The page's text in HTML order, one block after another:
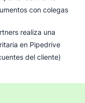
con colegas
realiza una
en Pipedrive
del cliente)